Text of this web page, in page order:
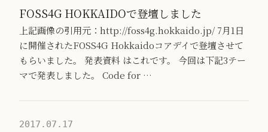
FOSS4G HOKKAIDOで登壇しました
上記画像の引用元：http://foss4g.hokkaido.jp/ 7月1日
に開催されたFOSS4G Hokkaidoコアデイで登壇させて
もらいました。 発表資料 はこれです。 今回は下記3テー
マで発表しました。 Code for …
2017.07.17